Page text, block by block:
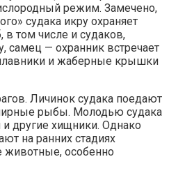
режим. Замечено,
судака икру охраняет
том числе и судаков,
самец — охранник встречает
и жаберные крышки
Личинок судака поедают
рыбы. Молодью судака
другие хищники. Однако
на ранних стадиях
животные, особенно